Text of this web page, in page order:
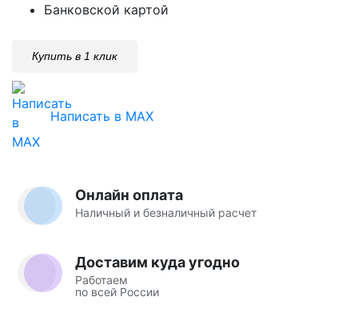
Банковской картой
Купить в 1 клик
Написать в MAX
Онлайн оплата
Наличный и безналичный расчет
Доставим куда угодно
Работаем
по всей России